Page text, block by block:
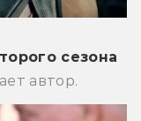
сезона
автор.